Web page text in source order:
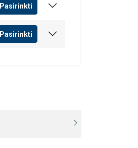
Pasirinkti
Pasirinkti